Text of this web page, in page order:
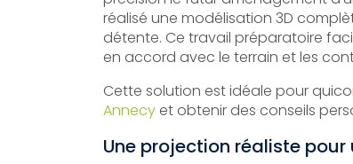
réalisé une modélisation 3D
détente. Ce travail préparatoire
en accord avec le terrain et les
Cette solution est idéale pour
Annecy et obtenir des conseils
Une projection réaliste pour